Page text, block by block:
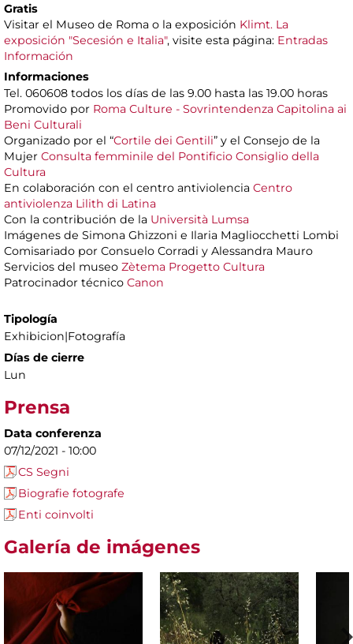
Gratis
Visitar el Museo de Roma o la exposición Klimt. La
exposición "Secesión e Italia", visite esta página: Entradas
Información
Informaciones
Tel. 060608 todos los días de las 9.00 hasta las 19.00 horas
Promovido por Roma Culture - Sovrintendenza Capitolina ai
Beni Culturali
Organizado por el “Cortile dei Gentili” y el Consejo de la
Mujer Consulta femminile del Pontificio Consiglio della
Cultura
En colaboración con el centro antiviolencia Centro
antiviolenza Lilith di Latina
Con la contribución de la Università Lumsa
Imágenes de Simona Ghizzoni e Ilaria Magliocchetti Lombi
Comisariado por Consuelo Corradi y Alessandra Mauro
Servicios del museo Zètema Progetto Cultura
Patrocinador técnico Canon
Tipología
Exhibicion|Fotografía
Días de cierre
Lun
Prensa
Data conferenza
07/12/2021 - 10:00
CS Segni
Biografie fotografe
Enti coinvolti
Galería de imágenes